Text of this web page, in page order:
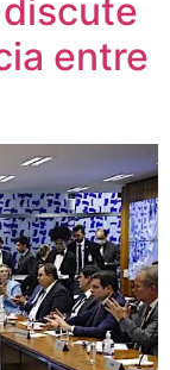
entre